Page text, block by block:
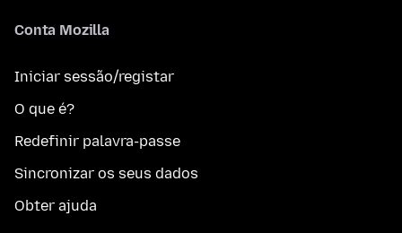
Conta Mozilla
Iniciar sessão/registar
O que é?
Redefinir palavra-passe
Sincronizar os seus dados
Obter ajuda